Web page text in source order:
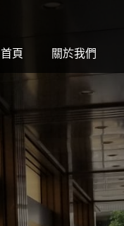
首頁(current)關於我們